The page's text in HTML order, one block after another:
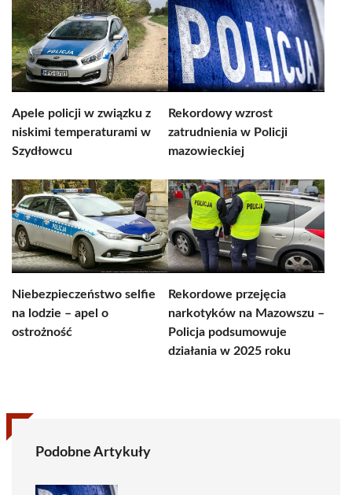
Apele policji w związku z
niskimi temperaturami w
Szydłowcu
Rekordowy wzrost
zatrudnienia w Policji
mazowieckiej
Niebezpieczeństwo selfie
na lodzie – apel o
ostrożność
Rekordowe przejęcia
narkotyków na Mazowszu –
Policja podsumowuje
działania w 2025 roku
Podobne Artykuły